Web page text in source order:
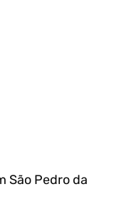
São Pedro da